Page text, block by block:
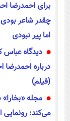
برای احمدرضا
چقدر شاعر
اما پیر نبودی
دیدگاه عباس
درباره احمدرضا
(فیلم)
مجله «بخارا»
می‌کند: رونمایی